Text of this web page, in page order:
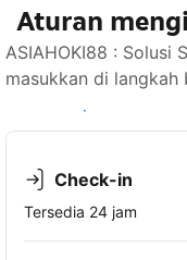
Aturan
ASIAHOKI88 : Solusi
masukkan di langkah
Lihat ketersediaan
Check-in
Tersedia 24 jam